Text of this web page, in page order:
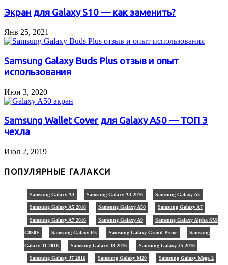
Экран для Galaxy S10 — как заменить?
Янв 25, 2021
Samsung Galaxy Buds Plus отзыв и опыт
использования
Июн 3, 2020
Samsung Wallet Cover для Galaxy A50 — ТОП 3
чехла
Июл 2, 2019
ПОПУЛЯРНЫЕ ГАЛАКСИ
Samsung Galaxy A3 Samsung Galaxy A3 2016 Samsung Galaxy A5
Samsung Galaxy A5 2016 Samsung Galaxy A50 Samsung Galaxy A7
Samsung Galaxy A7 2016 Samsung Galaxy A9 Samsung Galaxy Alpha SM-
G850F Samsung Galaxy E5 Samsung Galaxy Grand Prime Samsung
Galaxy J1 2016 Samsung Galaxy J3 2016 Samsung Galaxy J5 2016
Samsung Galaxy J7 2016 Samsung Galaxy M20 Samsung Galaxy Mega 2